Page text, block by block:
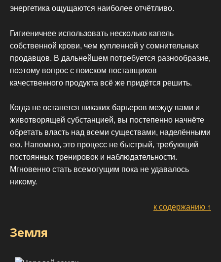
энергетика ощущаются наиболее отчётливо.
Гигиеничнее использовать несколько капель
собственной крови, чем купленной у сомнительных
продавцов. В дальнейшем потребуется разнообразие,
поэтому вопрос с поиском поставщиков
качественного продукта всё же придётся решить.
Когда не останется никаких барьеров между вами и
животворящей субстанцией, вы постепенно начнёте
обретать власть над всеми существами, наделёнными
ею. Напомню, это процесс не быстрый, требующий
постоянных тренировок и наблюдательности.
Мгновенно стать всемогущим пока не удавалось
никому.
к содержанию ↑
Земля